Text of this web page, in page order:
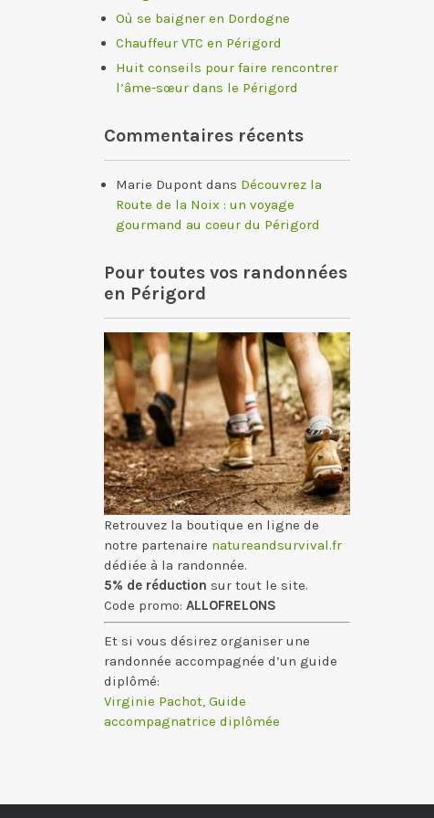
Où se baigner en Dordogne
Chauffeur VTC en Périgord
Huit conseils pour faire rencontrer
l’âme-sœur dans le Périgord
Commentaires récents
Marie Dupont dans Découvrez la
Route de la Noix : un voyage
gourmand au coeur du Périgord
Pour toutes vos randonnées
en Périgord
Retrouvez la boutique en ligne de
notre partenaire natureandsurvival.fr
dédiée à la randonnée.
5% de réduction sur tout le site.
Code promo: ALLOFRELONS
Et si vous désirez organiser une
randonnée accompagnée d’un guide
diplômé:
Virginie Pachot, Guide
accompagnatrice diplômée